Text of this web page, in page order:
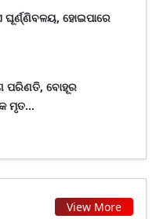
ଘୂର୍ଣ୍ଣିବଳୟ, ହୋଇପାରେ
ପରିଣତି, ବୋହୂର
ମୃତ...
View More